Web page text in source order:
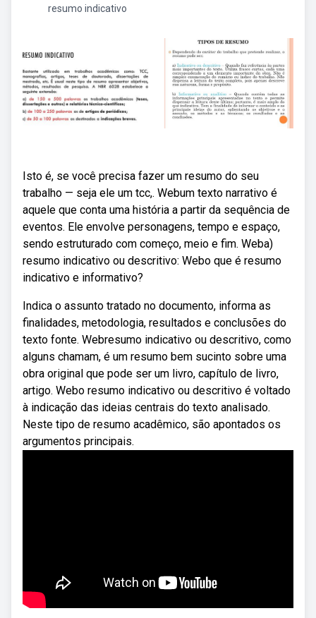
resumo indicativo
Isto é, se você precisa fazer um resumo do seu
trabalho — seja ele um tcc,. Webum texto narrativo é
aquele que conta uma história a partir da sequência de
eventos. Ele envolve personagens, tempo e espaço,
sendo estruturado com começo, meio e fim. Weba)
resumo indicativo ou descritivo: Webo que é resumo
indicativo e informativo?
Indica o assunto tratado no documento, informa as
finalidades, metodologia, resultados e conclusões do
texto fonte. Webresumo indicativo ou descritivo, como
alguns chamam, é um resumo bem sucinto sobre uma
obra original que pode ser um livro, capítulo de livro,
artigo. Webo resumo indicativo ou descritivo é voltado
à indicação das ideias centrais do texto analisado.
Neste tipo de resumo acadêmico, são apontados os
argumentos principais.